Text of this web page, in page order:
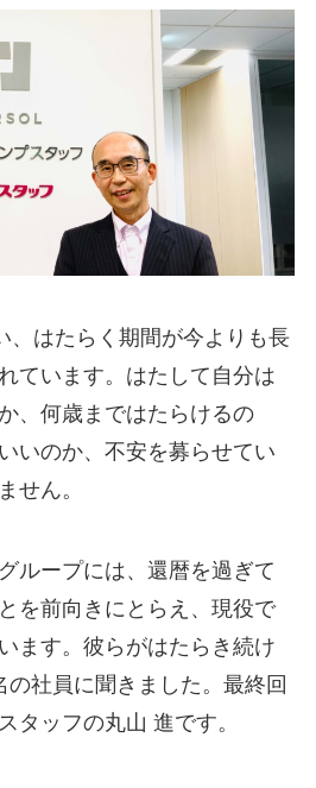
、はたらく期間が今よりも長
ています。はたして自分は
、何歳まではたらけるの
いのか、不安を募らせてい
せん。
ループには、還暦を過ぎて
を前向きにとらえ、現役で
ます。彼らがはたらき続け
の社員に聞きました。最終回
タッフの丸山 進です。